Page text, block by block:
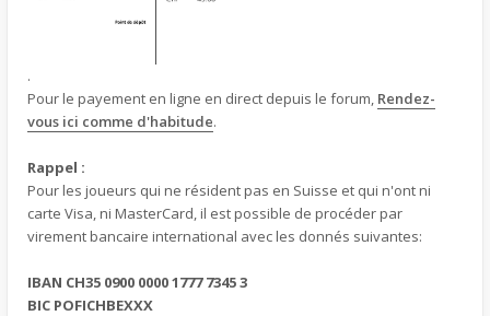
.
Pour le payement en ligne en direct depuis le forum, Rendez-
vous ici comme d'habitude.
Rappel :
Pour les joueurs qui ne résident pas en Suisse et qui n'ont ni
carte Visa, ni MasterCard, il est possible de procéder par
virement bancaire international avec les donnés suivantes:
IBAN CH35 0900 0000 1777 7345 3
BIC POFICHBEXXX